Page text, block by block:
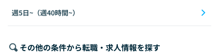
週5日~（週40時間~）
その他の条件から転職・求人情報を探す